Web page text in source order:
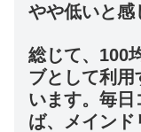
やや低いと感
総じて、100
ブとして利用
います。毎
ば、メインド